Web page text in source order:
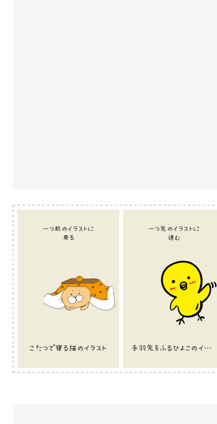
一つ前のイラストに
戻る
こたつで寝る猫のイラスト
一つ先のイラストに
進む
手羽先をふるひよこのイラスト